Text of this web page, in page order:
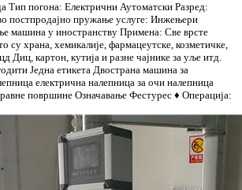
Тип погона: Електрични Аутоматски Разред:
постпродајно пружање услуге: Инжењери
машина у иностранству Примена: Све врсте
су храна, хемикалије, фармацеутске, козметичке,
Диц, картон, кутија и разне чајнике за уље итд.
Једна етикета Двострана машина за
електрична налепница за очи налепница
површине Означавање Фестурес ♦ Операција: